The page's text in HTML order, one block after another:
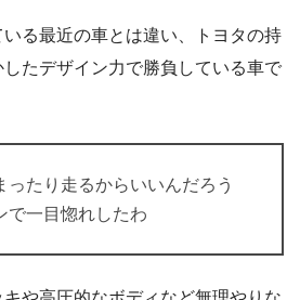
る最近の車とは違い、トヨタの持
たデザイン力で勝負している車で
ったり走るからいいんだろう
で一目惚れしたわ